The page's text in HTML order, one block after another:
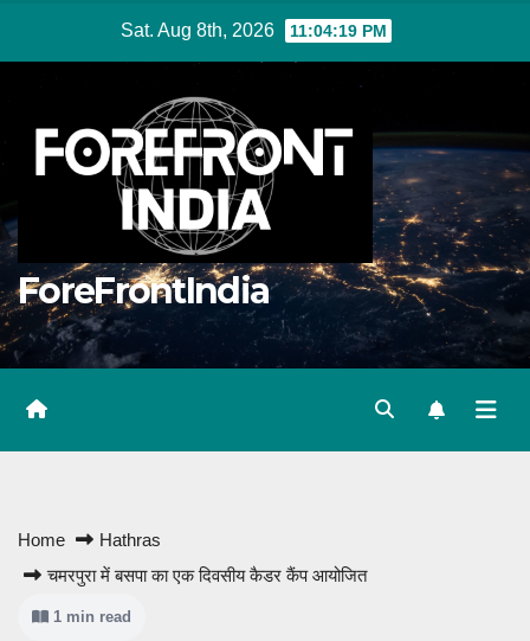
Sat. Aug 8th, 2026 11:04:20 PM
ForeFrontIndia
Home
Hathras
चमरपुरा में बसपा का एक दिवसीय कैडर कैंप आयोजित
1 min read